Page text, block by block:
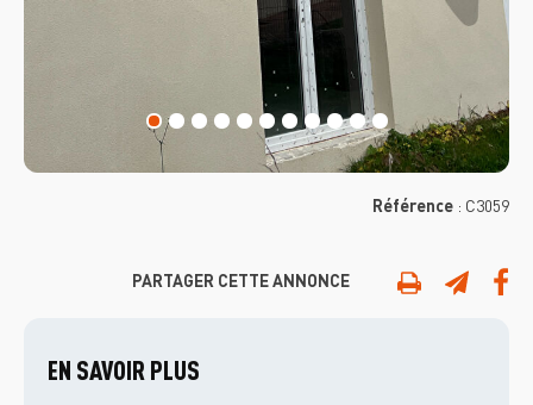
Référence : C3059
PARTAGER CETTE ANNONCE
EN SAVOIR PLUS